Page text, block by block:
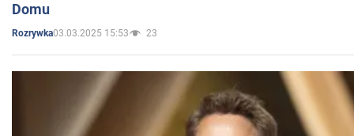
Domu
Rozrywka03.03.2025 15:53 23